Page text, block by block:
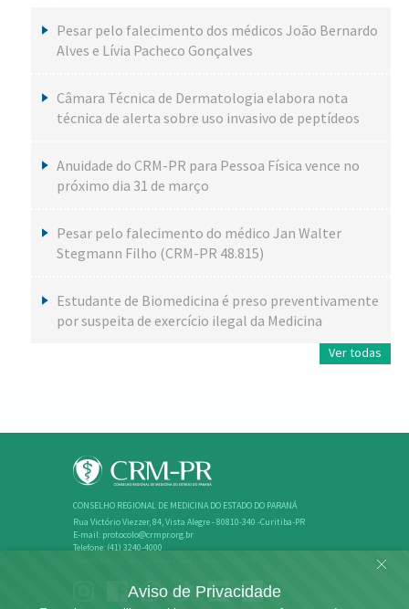
Pesar pelo falecimento dos médicos João Bernardo
Alves e Lívia Pacheco Gonçalves
Câmara Técnica de Dermatologia elabora nota
técnica de alerta sobre uso invasivo de peptídeos
Anuidade do CRM-PR para Pessoa Física vence no
próximo dia 31 de março
Pesar pelo falecimento do médico Jan Walter
Stegmann Filho (CRM-PR 48.815)
Estudante de Biomedicina é preso preventivamente
por suspeita de exercício ilegal da Medicina
Ver todas
CONSELHO REGIONAL DE MEDICINA DO ESTADO DO PARANÁ
Rua Victório Viezzer, 84, Vista Alegre - 80810-340 -Curitiba-PR
E-mail: protocolo@crmpr.org.br
Telefone: (41) 3240-4000
Aviso de Privacidade